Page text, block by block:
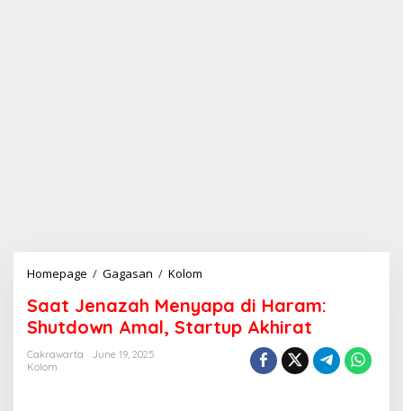
Homepage / Gagasan / Kolom
a
t
J
Saat Jenazah Menyapa di Haram:
Shutdown Amal, Startup Akhirat
Cakrawarta
June 19, 2025
Kolom